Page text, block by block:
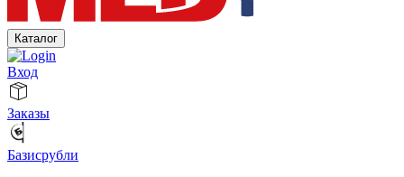
Каталог
Вход
Заказы
Базисрубли